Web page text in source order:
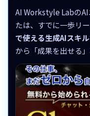
AI Workstyle Labの
たは、すでに一歩リ
で使える生成AIスキル
から「成果を出せる